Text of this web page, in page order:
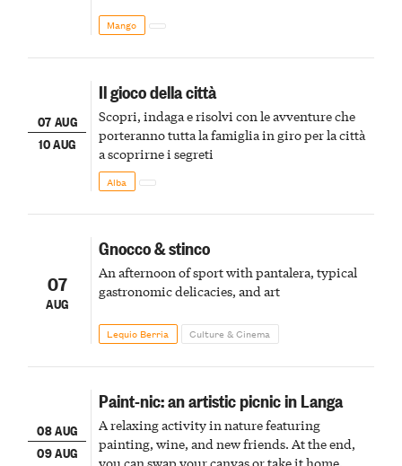
Mango
07 AUG
10 AUG
Il gioco della città
Scopri, indaga e risolvi con le avventure che
porteranno tutta la famiglia in giro per la città
a scoprirne i segreti
Alba
07
AUG
Gnocco & stinco
An afternoon of sport with pantalera, typical
gastronomic delicacies, and art
Lequio Berria Culture & Cinema
08 AUG
09 AUG
Paint-nic: an artistic picnic in Langa
A relaxing activity in nature featuring
painting, wine, and new friends. At the end,
you can swap your canvas or take it home.